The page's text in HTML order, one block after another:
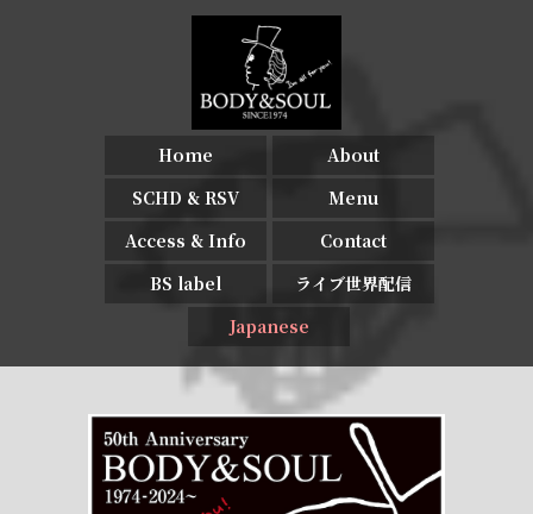
Home
About
SCHD & RSV
Menu
Access & Info
Contact
BS label
ライブ世界配信
Japanese